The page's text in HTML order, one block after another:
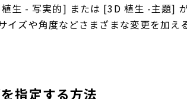
- 写実的] または [3D 植生 -主題] が
ズや角度などさまざまな変更を加え
指定する方法